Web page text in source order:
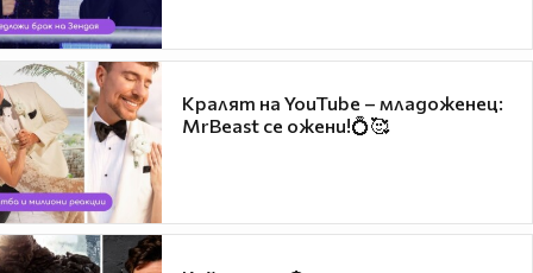
Кралят на YouTube – младоженец:
MrBeast се ожени!💍🥰